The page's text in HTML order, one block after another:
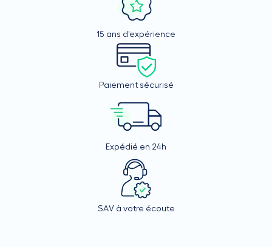
15 ans d'expérience
Paiement sécurisé
Expédié en 24h
SAV à votre écoute